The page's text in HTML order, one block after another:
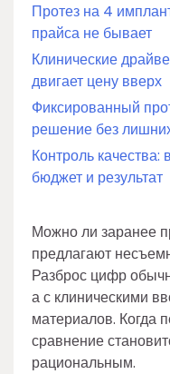
Протез на 4
прайса не бывает
Клинические
двигает цену вверх
Фиксированный
решение без
Контроль
бюджет и результат
Можно ли заранее
предлагают
Разброс цифр
а с клиническими
материалов. Когда
сравнение
рациональным.